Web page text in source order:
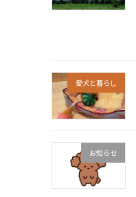
愛犬と暮らし
お知らせ